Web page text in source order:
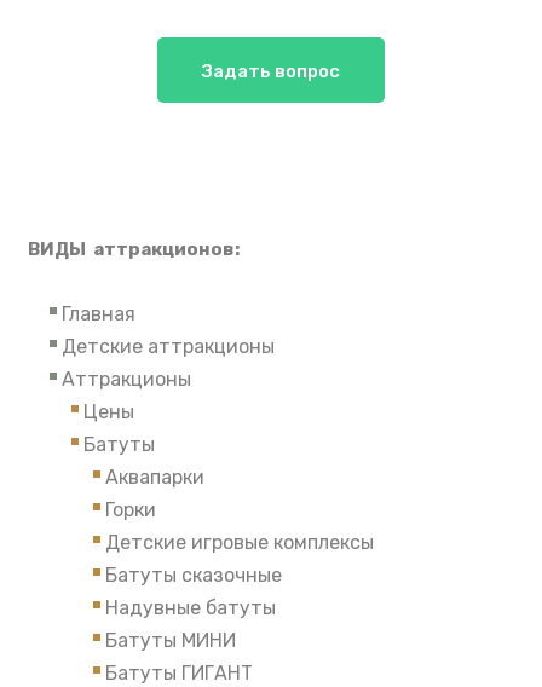
Задать вопрос
ВИДЫ аттракционов:
Главная
Детские аттракционы
Аттракционы
Цены
Батуты
Аквапарки
Горки
Детские игровые комплексы
Батуты сказочные
Надувные батуты
Батуты МИНИ
Батуты ГИГАНТ